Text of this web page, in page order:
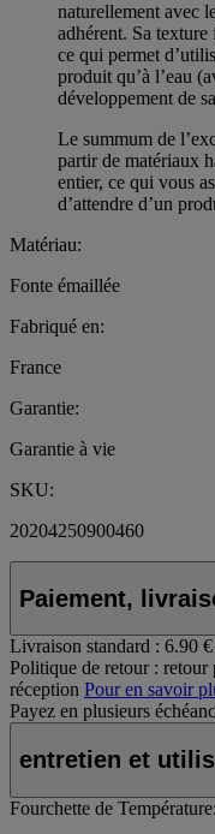
naturellement avec
adhérent. Sa texture
ce qui permet
produit qu’à l’eau
développement de
Le summum de
partir de matériaux
entier, ce qui vous
d’attendre d’un
Matériau:
Fonte émaillée
Fabriqué en:
France
Garantie:
Garantie à vie
SKU:
20204250900460
Paiement,
Livraison standard : 6.90
Politique de retour : retour
réception Pour en savoir
Payez en plusieurs
entretien et
Fourchette de Température: